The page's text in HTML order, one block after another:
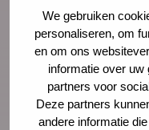
We gebruiken
personaliseren, om
en om ons
informatie over
partners voor
Deze partners
andere informatie
Nieuws 21 juli
Vernieuwing
2026: 8
richtlijnen
Na de publicatie